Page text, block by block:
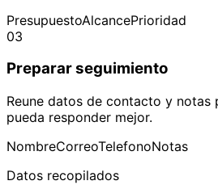
PresupuestoAlcancePrioridad
03
Preparar seguimiento
Reune datos de contacto y notas
pueda responder mejor.
NombreCorreoTelefonoNotas
Datos recopilados